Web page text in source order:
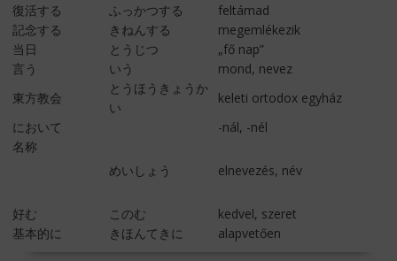
復活する
ふっかつする
feltámad
記念する
きねんする
megemlékezik
当日
とうじつ
„fő nap”
言う
いう
mond, nevez
東方教会
とうほうきょうか
い
keleti ortodox egyház
において
-nál, -nél
名称
めいしょう
elnevezés, név
好む このむ
kedvel, szeret
基本的に
きほんてきに alapvetően